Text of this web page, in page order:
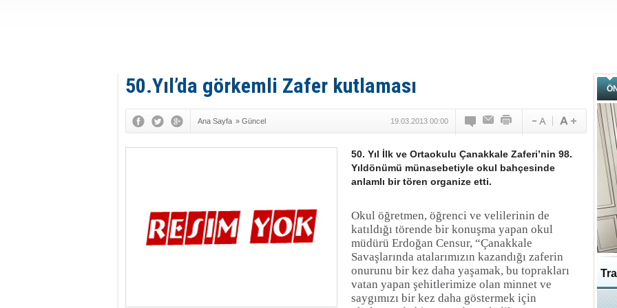
50.Yıl’da görkemli Zafer kutlaması
Ana Sayfa » Güncel 19.03.2013 00:00
50. Yıl İlk ve Ortaokulu Çanakkale Zaferi’nin 98.
Yıldönümü münasebetiyle okul bahçesinde
anlamlı bir tören organize etti.
Okul öğretmen, öğrenci ve velilerinin de
katıldığı törende bir konuşma yapan okul
müdürü Erdoğan Censur, “Çanakkale
Savaşlarında atalarımızın kazandığı zaferin
onurunu bir kez daha yaşamak, bu toprakları
vatan yapan şehitlerimize olan minnet ve
saygımızı bir kez daha göstermek için